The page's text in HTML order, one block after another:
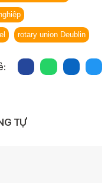
rotary union Deublin
TỰ